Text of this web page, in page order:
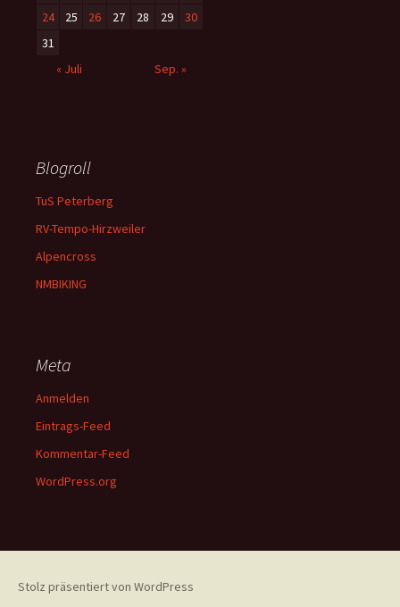
24
25 26 27 28 29
30
31
« Juli
Sep. »
Blogroll
TuS Peterberg
RV-Tempo-Hirzweiler
Alpencross
NMBIKING
Meta
Anmelden
Eintrags-Feed
Kommentar-Feed
WordPress.org
Stolz präsentiert von WordPress